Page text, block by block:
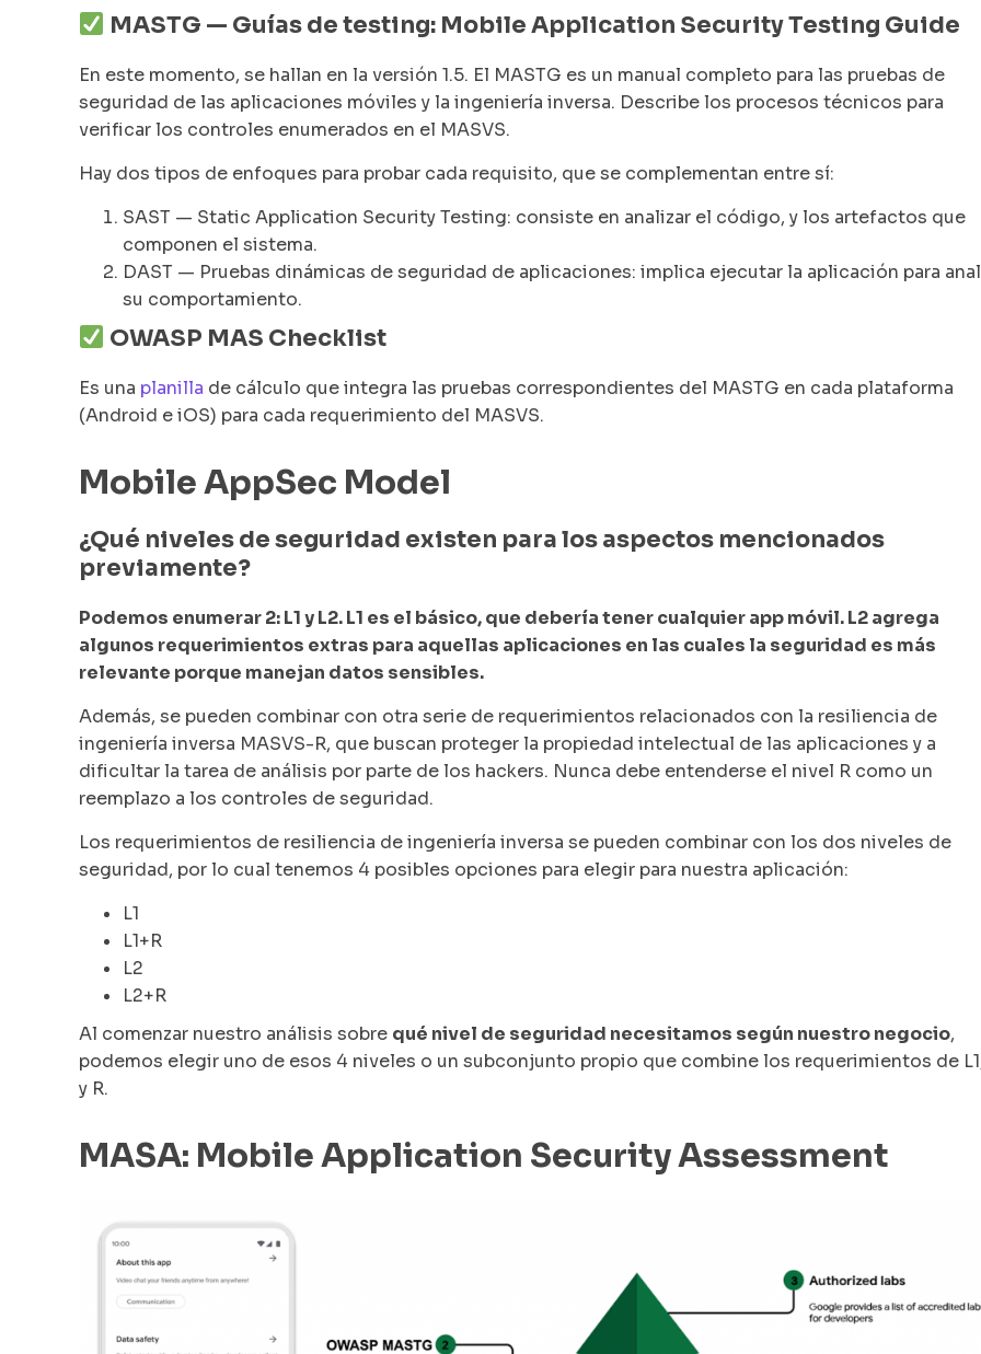
MASTG — Guías de testing: Mobile Application Security Testing Guide
En este momento, se hallan en la versión 1.5. El MASTG es un manual completo para las pruebas de
seguridad de las aplicaciones móviles y la ingeniería inversa. Describe los procesos técnicos para
verificar los controles enumerados en el MASVS.
Hay dos tipos de enfoques para probar cada requisito, que se complementan entre sí:
SAST — Static Application Security Testing: consiste en analizar el código, y los artefactos que
componen el sistema.
DAST — Pruebas dinámicas de seguridad de aplicaciones: implica ejecutar la aplicación para
su comportamiento.
OWASP MAS Checklist
Es una planilla de cálculo que integra las pruebas correspondientes del MASTG en cada plataforma
(Android e iOS) para cada requerimiento del MASVS.
Mobile AppSec Model
¿Qué niveles de seguridad existen para los aspectos mencionados
previamente?
Podemos enumerar 2: L1 y L2. L1 es el básico, que debería tener cualquier app móvil. L2 agrega
algunos requerimientos extras para aquellas aplicaciones en las cuales la seguridad es más
relevante porque manejan datos sensibles.
Además, se pueden combinar con otra serie de requerimientos relacionados con la resiliencia de
ingeniería inversa MASVS-R, que buscan proteger la propiedad intelectual de las aplicaciones y a
dificultar la tarea de análisis por parte de los hackers. Nunca debe entenderse el nivel R como un
reemplazo a los controles de seguridad.
Los requerimientos de resiliencia de ingeniería inversa se pueden combinar con los dos niveles de
seguridad, por lo cual tenemos 4 posibles opciones para elegir para nuestra aplicación:
L1
L1+R
L2
L2+R
Al comenzar nuestro análisis sobre qué nivel de seguridad necesitamos según nuestro negocio,
podemos elegir uno de esos 4 niveles o un subconjunto propio que combine los requerimientos de
y R.
MASA: Mobile Application Security Assessment